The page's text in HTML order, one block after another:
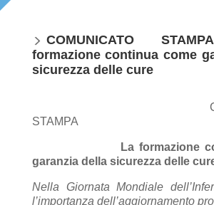
COMUNICATO
formazione continua come
sicurezza delle cure
STAMPA
La formazione
garanzia della sicurezza delle
Nella Giornata Mondiale
l’importanza dell’aggiornamento